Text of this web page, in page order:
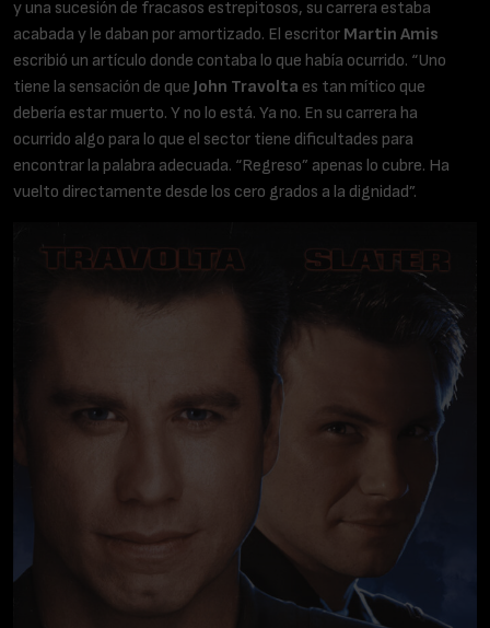
y una sucesión de fracasos estrepitosos, su carrera estaba
acabada y le daban por amortizado. El escritor Martin Amis
escribió un artículo donde contaba lo que había ocurrido. “Uno
tiene la sensación de que John Travolta es tan mítico que
debería estar muerto. Y no lo está. Ya no. En su carrera ha
ocurrido algo para lo que el sector tiene dificultades para
encontrar la palabra adecuada. “Regreso” apenas lo cubre. Ha
vuelto directamente desde los cero grados a la dignidad”.